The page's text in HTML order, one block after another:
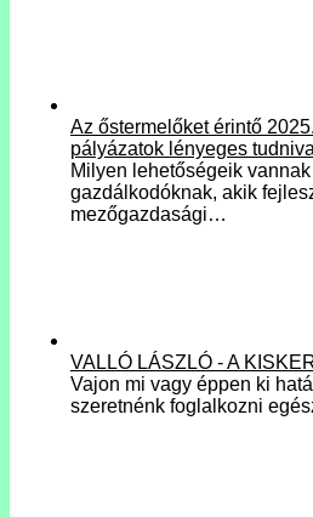
Az őstermelőket érintő
pályázatok lényeges
Milyen lehetőségeik
gazdálkodóknak, akik
mezőgazdasági…
VALLÓ LÁSZLÓ - A
Vajon mi vagy éppen ki
szeretnénk foglalkozni